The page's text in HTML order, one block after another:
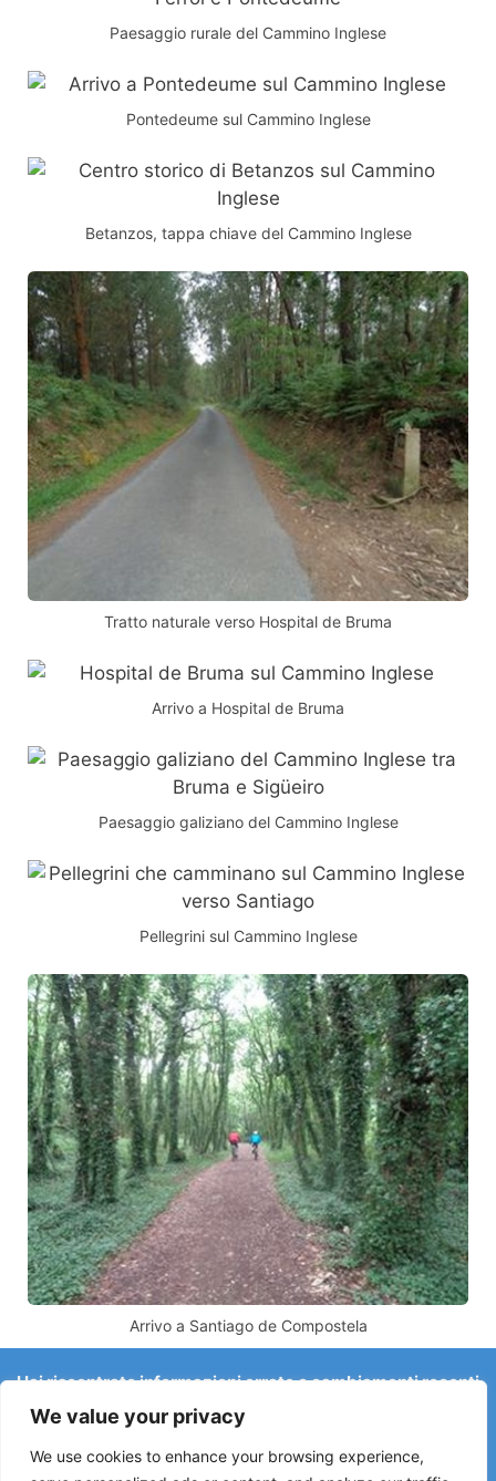
We value your privacy
We use cookies to enhance your browsing experience,
Paesaggio rurale del Cammino Inglese
Pontedeume sul Cammino Inglese
Betanzos, tappa chiave del Cammino Inglese
Tratto naturale verso Hospital de Bruma
Arrivo a Hospital de Bruma
Paesaggio galiziano del Cammino Inglese
Pellegrini sul Cammino Inglese
Arrivo a Santiago de Compostela
Hai riscontrato informazioni errate o cambiamenti recenti
Le segnalazioni su ostelli chiusi, allagamenti, deviazioni,
lavori stradali o altri cambiamenti aiutano a mantenere la